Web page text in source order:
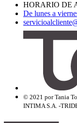
HORARIO DE
De lunes a
© 2021 por Tania
INTIMA S.A. -